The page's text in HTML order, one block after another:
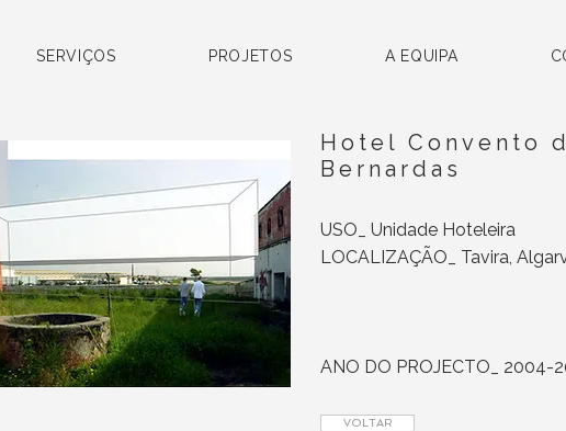
SERVIÇOS PROJETOS A EQUIPA
Hotel Convento
Bernardas
USO_ Unidade Hoteleira
LOCALIZAÇÃO_ Tavira,
ANO DO PROJECTO_ 2004-
VOLTAR